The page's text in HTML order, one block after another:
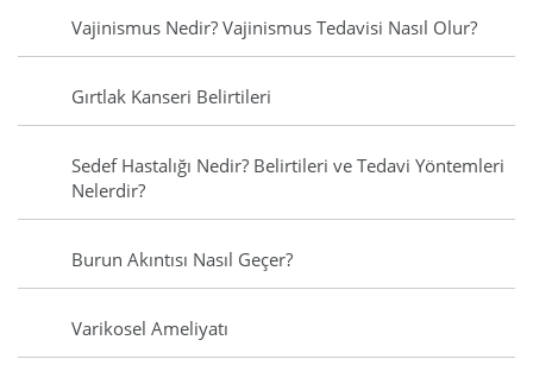
Vajinismus Nedir? Vajinismus Tedavisi Nasıl Olur?
Gırtlak Kanseri Belirtileri
Sedef Hastalığı Nedir? Belirtileri ve Tedavi Yöntemleri
Nelerdir?
Burun Akıntısı Nasıl Geçer?
Varikosel Ameliyatı